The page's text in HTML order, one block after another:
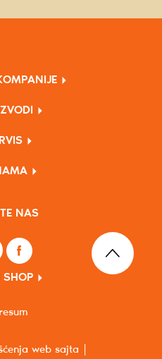
NAS
SHOP
web sajta